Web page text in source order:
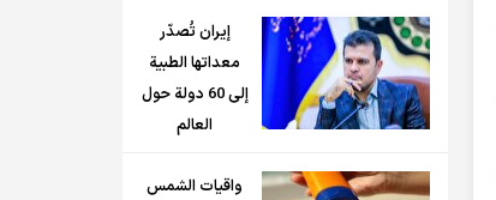
إيران تُصدّر
معداتها الطبية
إلى 60 دولة حول
العالم
واقيات الشمس